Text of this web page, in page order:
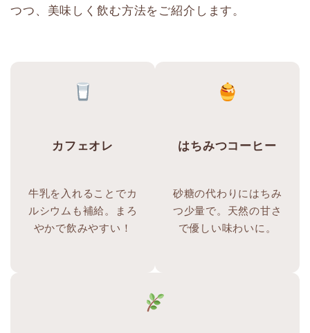
つつ、美味しく飲む方法をご紹介します。
カフェオレ
牛乳を入れることでカ
ルシウムも補給。まろ
やかで飲みやすい！
はちみつコーヒー
砂糖の代わりにはちみ
つ少量で。天然の甘さ
で優しい味わいに。